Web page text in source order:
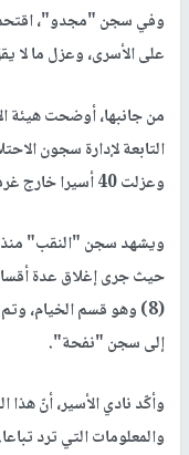
على الأسرى، وعزل ما لا
من جانبها، أوضحت هيئة
التابعة لإدارة سجون
وعزلت 40 أسيرا خارج غرفهم.
ويشهد سجن "النقب" منذ
(8) وهو قسم الخيام،
إلى سجن "نفحة".
وأكّد نادي الأسير، أنّ
والمعلومات التي ترد